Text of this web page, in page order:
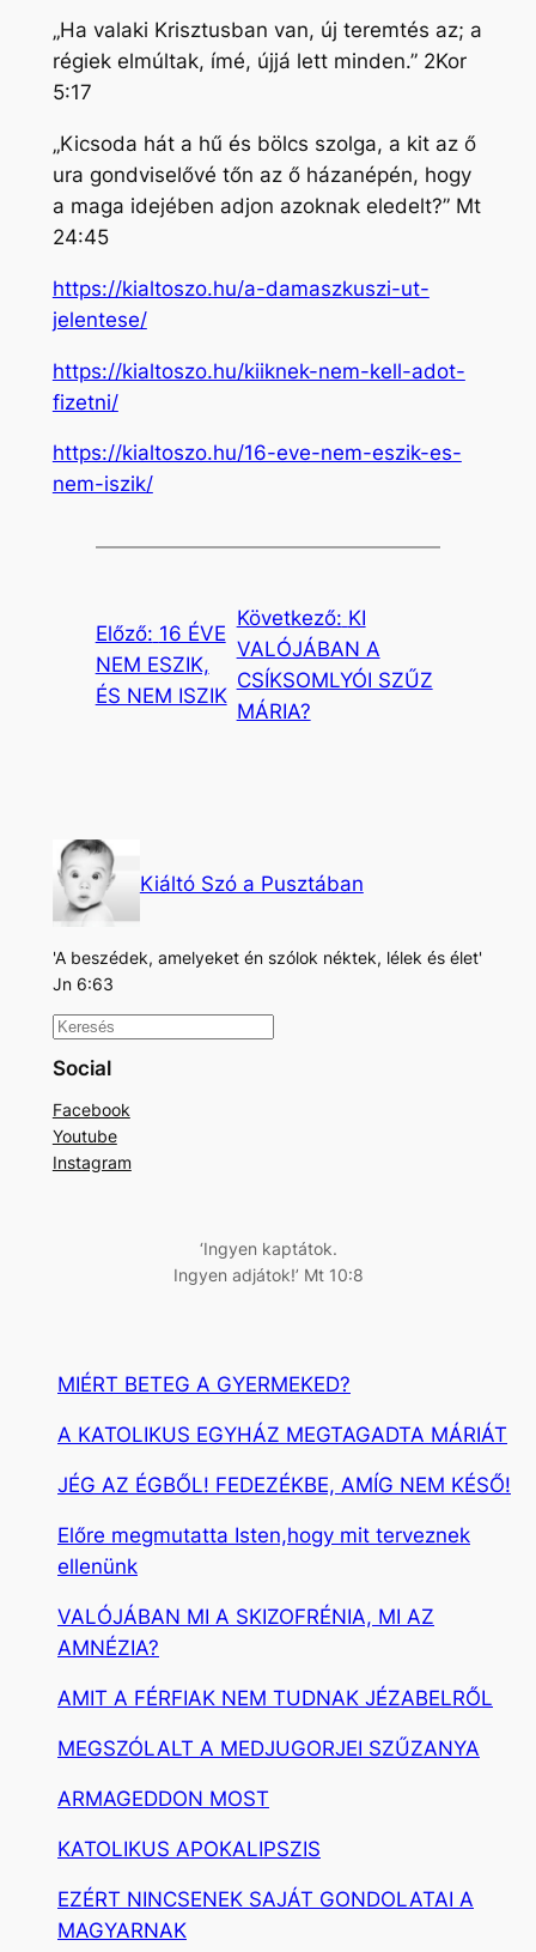
„Ha valaki Krisztusban van, új teremtés az; a
régiek elmúltak, ímé, újjá lett minden.” 2Kor
5:17
„Kicsoda hát a hű és bölcs szolga, a kit az ő
ura gondviselővé tőn az ő házanépén, hogy
a maga idejében adjon azoknak eledelt?” Mt
24:45
https://kialtoszo.hu/a-damaszkuszi-ut-
jelentese/
https://kialtoszo.hu/kiiknek-nem-kell-adot-
fizetni/
https://kialtoszo.hu/16-eve-nem-eszik-es-
nem-iszik/
Előző: 16 ÉVE
NEM ESZIK,
ÉS NEM ISZIK
Következő: KI
VALÓJÁBAN A
CSÍKSOMLYÓI SZŰZ
MÁRIA?
Kiáltó Szó a Pusztában
'A beszédek, amelyeket én szólok néktek, lélek és élet'
Jn 6:63
K
e
e
s
Social
Facebook
Youtube
Instagram
‘Ingyen kaptátok.
Ingyen adjátok!’ Mt 10:8
MIÉRT BETEG A GYERMEKED?
A KATOLIKUS EGYHÁZ MEGTAGADTA MÁRIÁT
JÉG AZ ÉGBŐL! FEDEZÉKBE, AMÍG NEM KÉSŐ!
Előre megmutatta Isten,hogy mit terveznek
ellenünk
VALÓJÁBAN MI A SKIZOFRÉNIA, MI AZ
AMNÉZIA?
AMIT A FÉRFIAK NEM TUDNAK JÉZABELRŐL
MEGSZÓLALT A MEDJUGORJEI SZŰZANYA
ARMAGEDDON MOST
KATOLIKUS APOKALIPSZIS
EZÉRT NINCSENEK SAJÁT GONDOLATAI A
MAGYARNAK